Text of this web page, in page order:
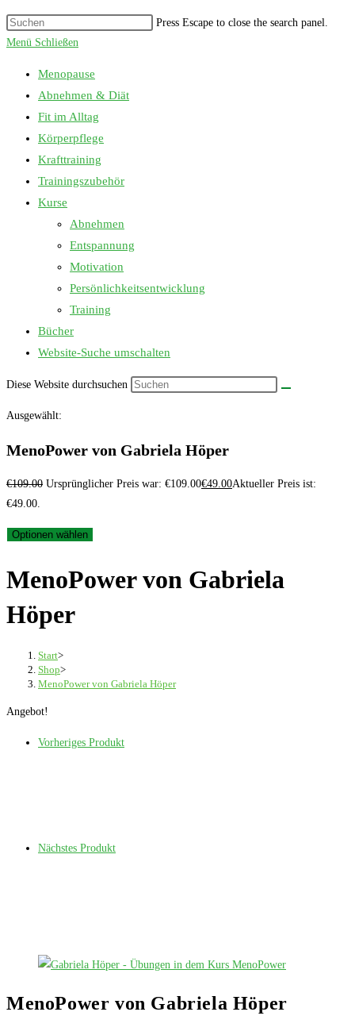
Press Escape to close the search panel.
Menü Schließen
Menopause
Abnehmen & Diät
Fit im Alltag
Körperpflege
Krafttraining
Trainingszubehör
Kurse
Abnehmen
Entspannung
Motivation
Persönlichkeitsentwicklung
Training
Bücher
Website-Suche umschalten
Diese Website durchsuchen
Ausgewählt:
MenoPower von Gabriela Höper
€109.00 Ursprünglicher Preis war: €109.00€49.00Aktueller Preis ist:
€49.00.
Optionen wählen
MenoPower von Gabriela
Höper
Start>
Shop>
MenoPower von Gabriela Höper
Angebot!
Vorheriges Produkt
Nächstes Produkt
MenoPower von Gabriela Höper